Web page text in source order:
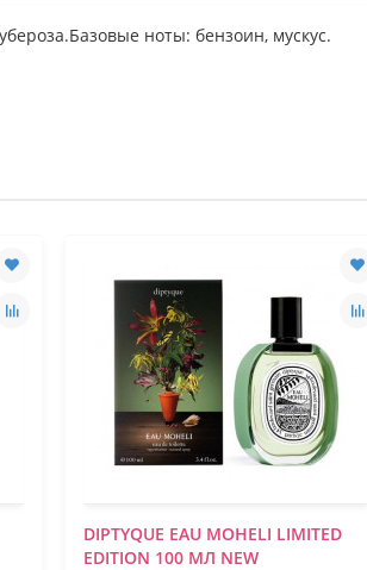
ноты: бензоин, мускус.
DIPTYQUE EAU MOHELI LIMITED
EDITION 100 МЛ NEW